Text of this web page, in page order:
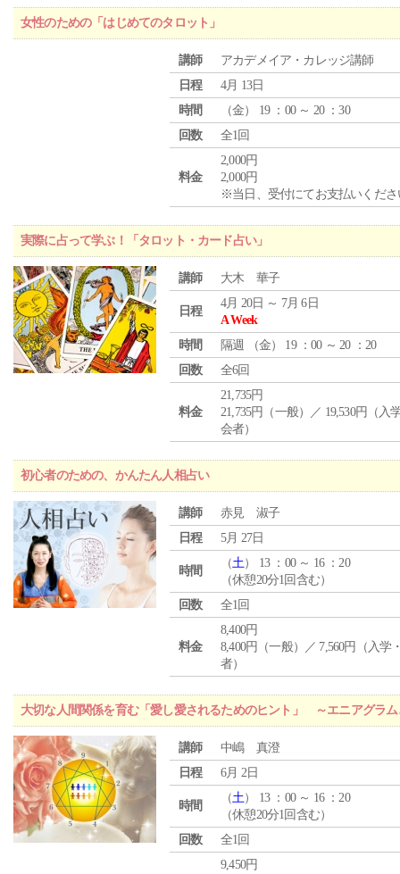
女性のための「はじめてのタロット」
講師
アカデメイア・カレッジ講師
日程
4月 13日
時間
（金） 19 ：00 ～ 20 ：30
回数
全1回
料金
2,000円
2,000円
※当日、受付にてお支払いくださ
実際に占って学ぶ！「タロット・カード占い」
講師 大木 華子
日程
4月 20日 ～ 7月 6日
A Week
時間
隔週 （金） 19 ：00 ～ 20 ：20
回数
全6回
料金
21,735円
21,735円（一般）／ 19,530円（入
会者）
初心者のための、かんたん人相占い
講師
赤見 淑子
日程
5月 27日
時間
（土） 13 ：00 ～ 16 ：20
（休憩20分1回含む）
回数
全1回
料金
8,400円
8,400円（一般）／ 7,560円（入学
者）
大切な人間関係を育む「愛し愛されるためのヒント」 ～エニアグラ
講師
中嶋 真澄
日程
6月 2日
時間
（土） 13 ：00 ～ 16 ：20
（休憩20分1回含む）
回数
全1回
9,450円